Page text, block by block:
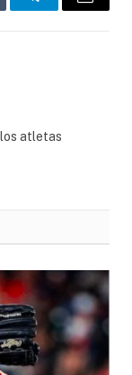
TelegramEmail
los atletas